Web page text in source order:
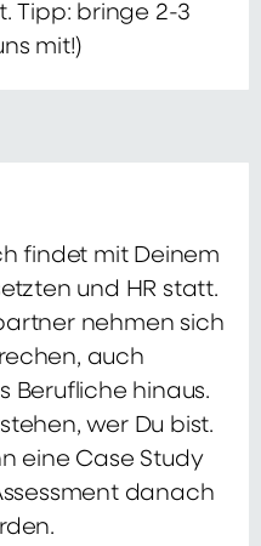
Tipp: bringe 2-3
mit!)
findet mit Deinem
und HR statt.
nehmen sich
auch
Berufliche hinaus.
wer Du bist.
eine Case Study
danach